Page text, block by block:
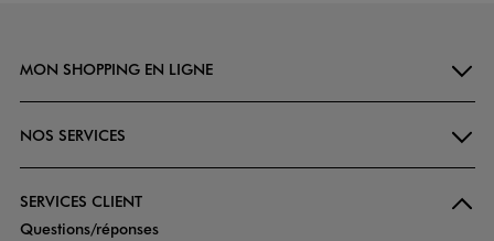
MON SHOPPING EN LIGNE
NOS SERVICES
SERVICES CLIENT
Questions/réponses